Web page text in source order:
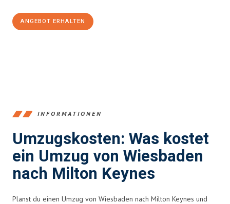
ANGEBOT ERHALTEN
INFORMATIONEN
Umzugskosten: Was kostet
ein Umzug von Wiesbaden
nach Milton Keynes
Planst du einen Umzug von Wiesbaden nach Milton Keynes und